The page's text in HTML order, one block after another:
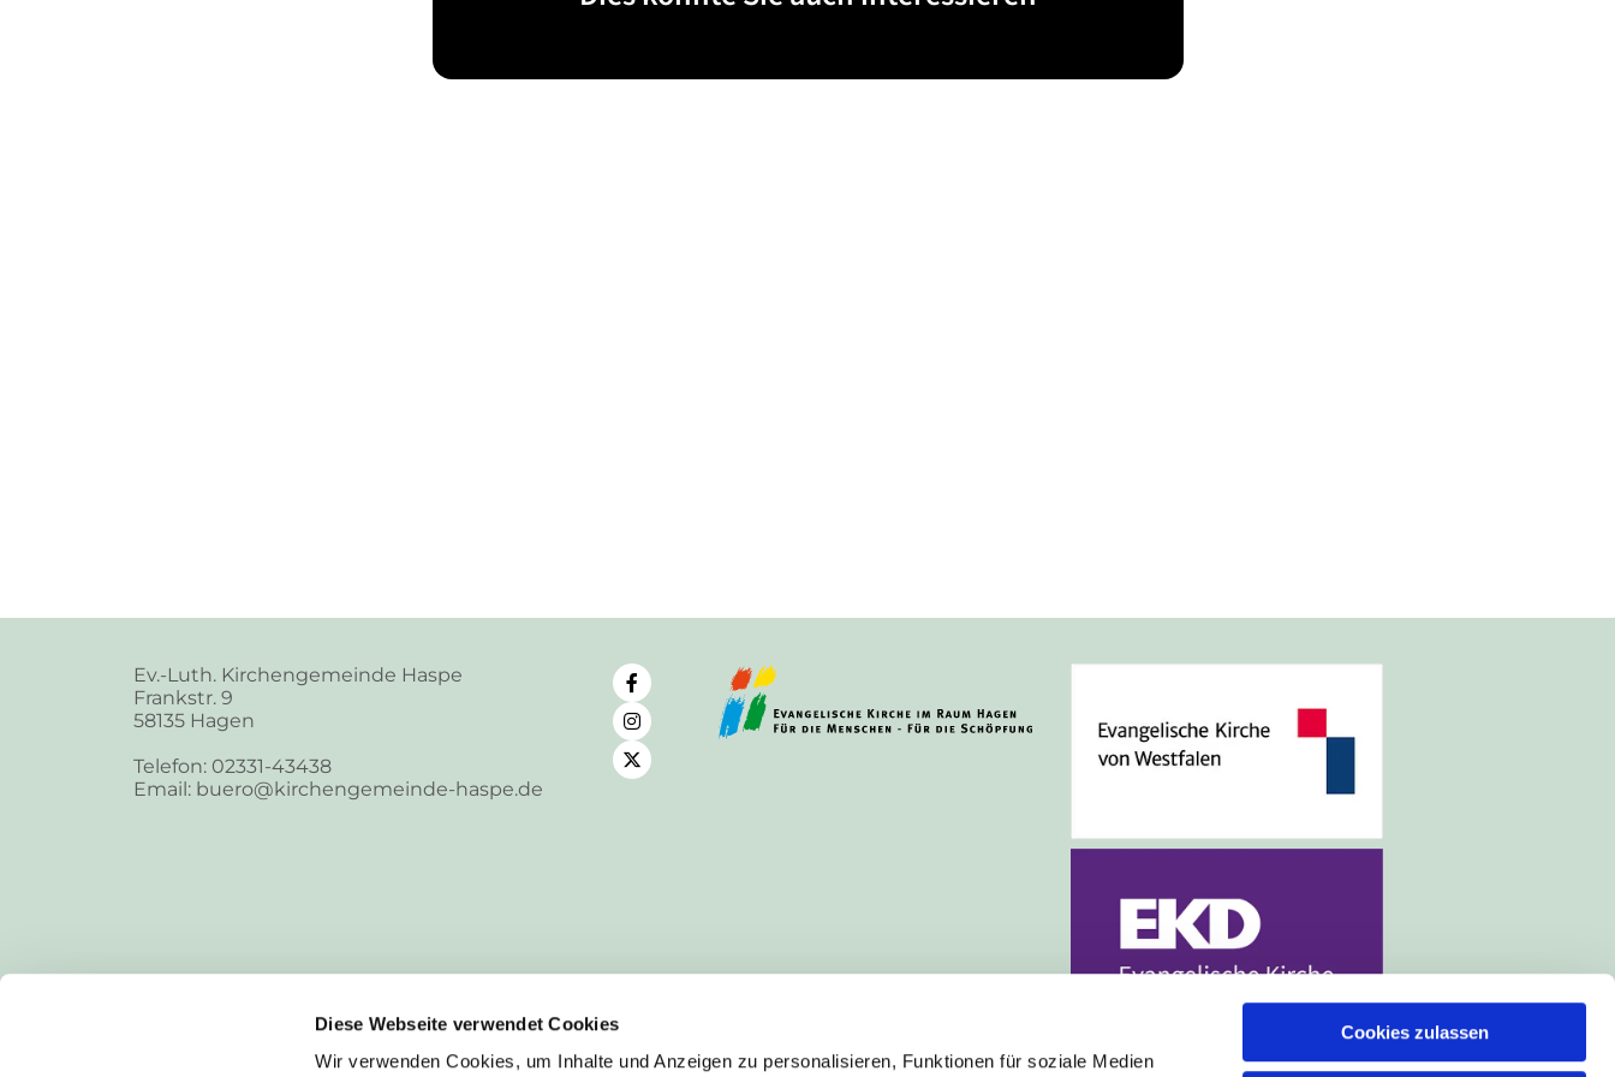
Diese Webseite verwendet Cookies
Wir verwenden Cookies, um Inhalte und Anzeigen zu personalisieren, Funktionen für soziale Medien
Cookies zulassen
Ev.-Luth. Kirchengemeinde Haspe
Frankstr. 9
58135 Hagen
Telefon: 02331-43438
Email: buero@kirchengemeinde-haspe.de